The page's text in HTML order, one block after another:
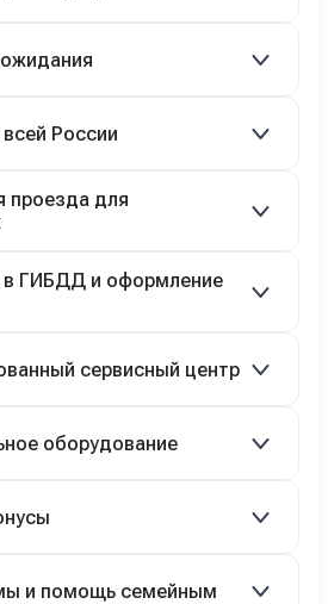
России
проезда для
в ГИБДД и оформление
сервисный центр
оборудование
и помощь семейным